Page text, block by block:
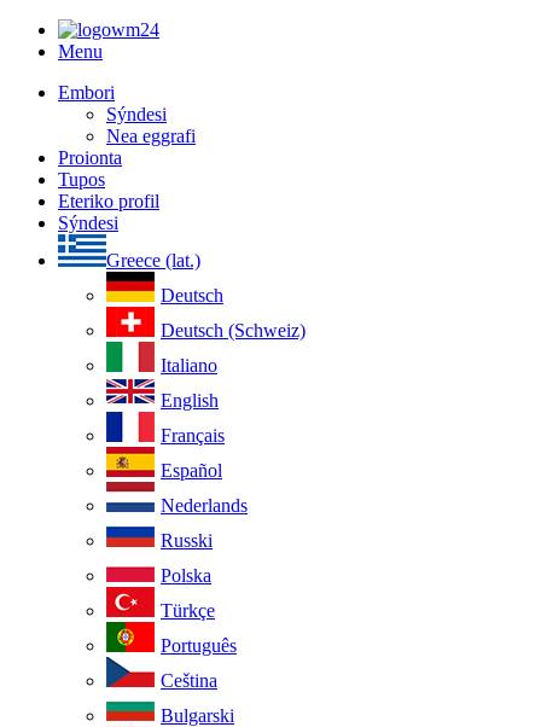
Menu
Embori
Sýndesi
Nea eggrafi
Proionta
Tupos
Eteriko profil
Sýndesi
Greece (lat.)
Deutsch
Deutsch (Schweiz)
Italiano
English
Français
Español
Nederlands
Russki
Polska
Türkçe
Português
Ceština
Bulgarski